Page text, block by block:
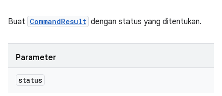
Buat CommandResult dengan status yang ditentukan.
Parameter
status